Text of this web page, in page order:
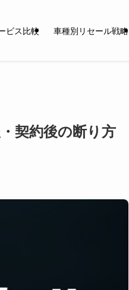
ビス比較 車種別リセール戦略
契約後の断り方